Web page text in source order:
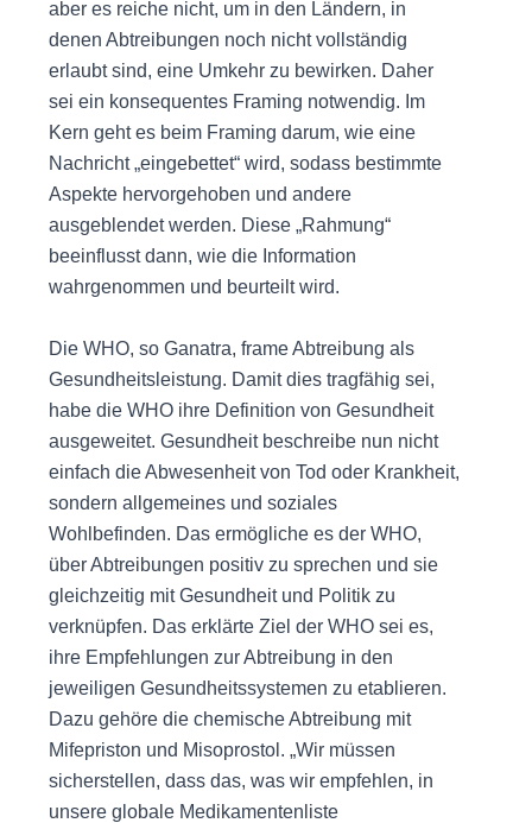
aber es reiche nicht, um in den Ländern, in
denen Abtreibungen noch nicht vollständig
erlaubt sind, eine Umkehr zu bewirken. Daher
sei ein konsequentes Framing notwendig. Im
Kern geht es beim Framing darum, wie eine
Nachricht „eingebettet“ wird, sodass bestimmte
Aspekte hervorgehoben und andere
ausgeblendet werden. Diese „Rahmung“
beeinflusst dann, wie die Information
wahrgenommen und beurteilt wird.
Die WHO, so Ganatra, frame Abtreibung als
Gesundheitsleistung. Damit dies tragfähig sei,
habe die WHO ihre Definition von Gesundheit
ausgeweitet. Gesundheit beschreibe nun nicht
einfach die Abwesenheit von Tod oder Krankheit,
sondern allgemeines und soziales
Wohlbefinden. Das ermögliche es der WHO,
über Abtreibungen positiv zu sprechen und sie
gleichzeitig mit Gesundheit und Politik zu
verknüpfen. Das erklärte Ziel der WHO sei es,
ihre Empfehlungen zur Abtreibung in den
jeweiligen Gesundheitssystemen zu etablieren.
Dazu gehöre die chemische Abtreibung mit
Mifepriston und Misoprostol. „Wir müssen
sicherstellen, dass das, was wir empfehlen, in
unsere globale Medikamentenliste